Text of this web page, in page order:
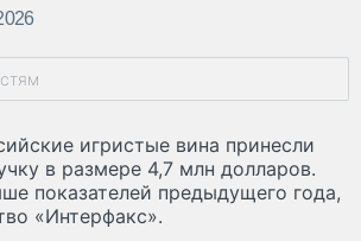
игристые вина принесли
в размере 4,7 млн долларов.
показателей предыдущего года,
«Интерфакс».